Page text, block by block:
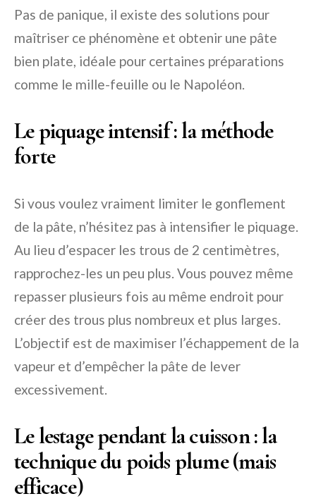
Pas de panique, il existe des solutions pour
maîtriser ce phénomène et obtenir une pâte
bien plate, idéale pour certaines préparations
comme le mille-feuille ou le Napoléon.
Le piquage intensif : la méthode
forte
Si vous voulez vraiment limiter le gonflement
de la pâte, n’hésitez pas à intensifier le piquage.
Au lieu d’espacer les trous de 2 centimètres,
rapprochez-les un peu plus. Vous pouvez même
repasser plusieurs fois au même endroit pour
créer des trous plus nombreux et plus larges.
L’objectif est de maximiser l’échappement de la
vapeur et d’empêcher la pâte de lever
excessivement.
Le lestage pendant la cuisson : la
technique du poids plume (mais
efficace)